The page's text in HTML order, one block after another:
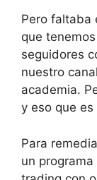
Pero faltaba
que
seguidores
nuestro
academia.
y eso que
Para
un